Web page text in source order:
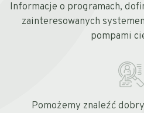
Informacje o programach,
zainteresowanych
pompami
Pomożemy znaleźć